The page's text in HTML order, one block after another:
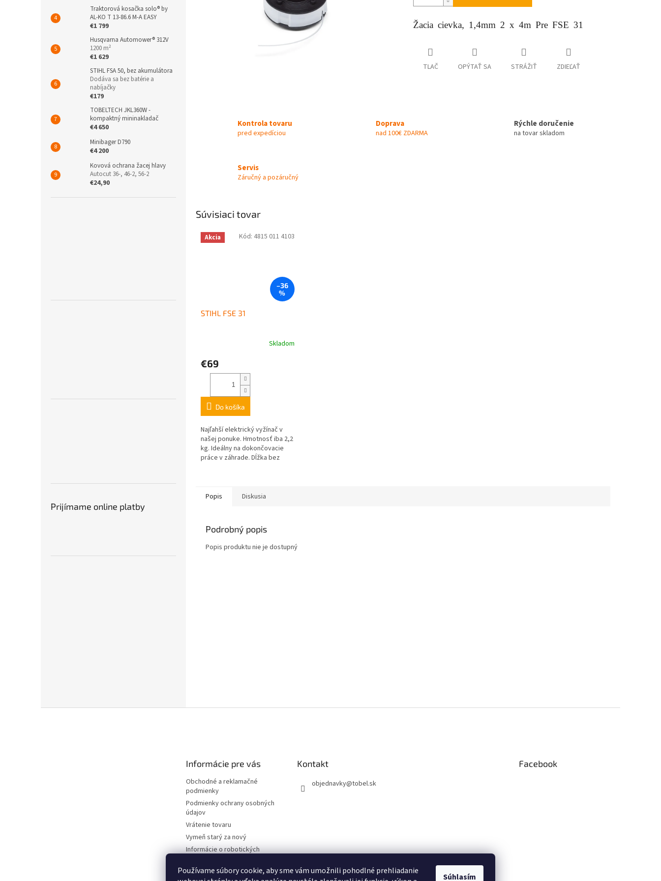
Používame súbory cookie, aby sme vám umožnili pohodlné prehliadanie
Súhlasím
Traktorová kosačka solo® by
AL-KO T 13-86.6 M-A EASY
€1 799
Husqvarna Automower® 312V
1200 m²
€1 629
STIHL FSA 50, bez akumulátora
Dodáva sa bez batérie a
nabíjačky
€179
TOBELTECH JKL360W -
kompaktný mininakladač
€4 650
Minibager D790
€4 200
Kovová ochrana žacej hlavy
Autocut 36-, 46-2, 56-2
€24,90
Prijímame online platby
Žacia cievka, 1,4mm 2 x 4m Pre FSE 31
TLAČ OPÝTAŤ SA STRÁŽIŤ ZDIEĽAŤ
Kontrola tovaru
pred expedíciou
Doprava
nad 100€ ZDARMA
Rýchle doručenie
na tovar skladom
Servis
Záručný a pozáručný
Súvisiaci tovar
Akcia
–36
%
STIHL FSE 31
Skladom
€69
Do košíka
Najľahší elektrický vyžínač v
našej ponuke. Hmotnosť iba 2,2
kg. Ideálny na dokončovacie
práce v záhrade. Dĺžka bez
Kód: 4815 011 4103
Popis Diskusia
Podrobný popis
Popis produktu nie je dostupný
Informácie pre vás
Obchodné a reklamačné
podmienky
Podmienky ochrany osobných
údajov
Vrátenie tovaru
Vymeň starý za nový
Informácie o robotických
Požičovňa - Technické
Kontakt
objednavky@tobel.sk
Facebook